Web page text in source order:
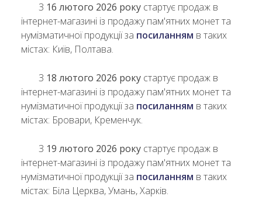
З 16 лютого 2026 року стартує продаж в
інтернет-магазині із продажу пам'ятних монет та
нумізматичної продукції за посиланням в таких
містах: Київ, Полтава.
З 18 лютого 2026 року стартує продаж в
інтернет-магазині із продажу пам'ятних монет та
нумізматичної продукції за посиланням в таких
містах: Бровари, Кременчук.
З 19 лютого 2026 року стартує продаж в
інтернет-магазині із продажу пам'ятних монет та
нумізматичної продукції за посиланням в таких
містах: Біла Церква, Умань, Харків.